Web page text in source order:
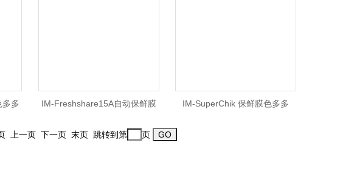
多多 IM-Freshshare15A自动保鲜膜
色多多APP下载安装
IM-SuperChik 保鲜膜色多多
页 上一页 下一页 末页 跳转到第 页